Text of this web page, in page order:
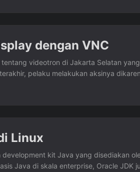
dengan VNC
videotron di Jakarta Selatan yang
pelaku melakukan aksinya
username dan password terlihat di
dengan menggunakan klien VNC
Linux
kit Java yang disediakan
Java di skala enterprise, Oracle JDK